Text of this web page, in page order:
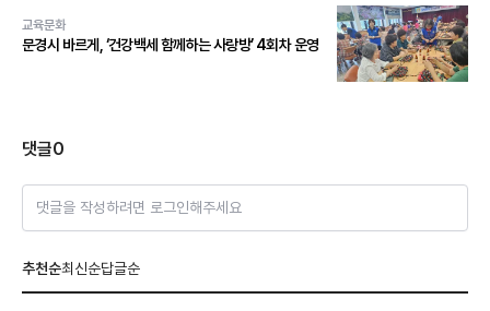
교육문화
문경시 바르게, ‘건강백세 함께하는 사랑방’ 4회차 운영
댓글0
댓글을 작성하려면 로그인해주세요
추천순최신순답글순